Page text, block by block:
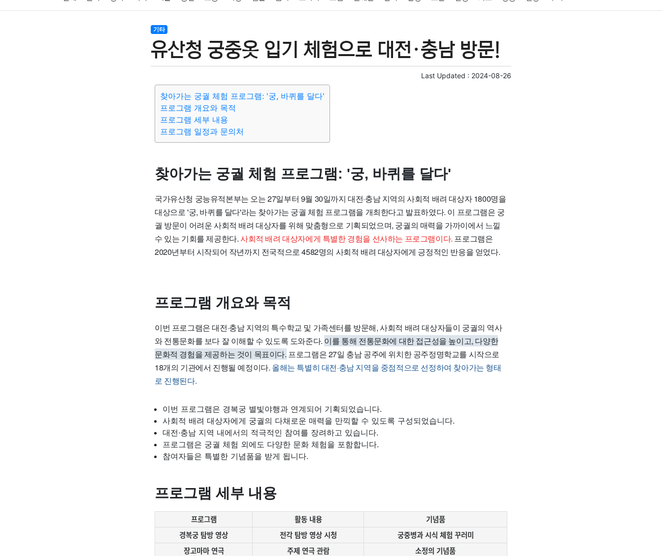
결혼 육아
기술 종교 사회 정치 건강 의료 의학 경제 마케팅 부동산 외국어 교육 교통 생활
기타
유산청 궁중옷 입기 체험으로 대전·충남 방문!
Last Updated : 2024-08-26
찾아가는 궁궐 체험 프로그램: '궁, 바퀴를 달다'
프로그램 개요와 목적
프로그램 세부 내용
프로그램 일정과 문의처
찾아가는 궁궐 체험 프로그램: '궁, 바퀴를 달다'
국가유산청 궁능유적본부는 오는 27일부터 9월 30일까지 대전·충남 지역의 사회적 배려 대상자 1800명을
대상으로 '궁, 바퀴를 달다'라는 찾아가는 궁궐 체험 프로그램을 개최한다고 발표하였다. 이 프로그램은 궁
궐 방문이 어려운 사회적 배려 대상자를 위해 맞춤형으로 기획되었으며, 궁궐의 매력을 가까이에서 느낄
수 있는 기회를 제공한다.사회적 배려 대상자에게 특별한 경험을 선사하는 프로그램이다. 프로그램은
2020년부터 시작되어 작년까지 전국적으로 4582명의 사회적 배려 대상자에게 긍정적인 반응을 얻었다.
프로그램 개요와 목적
이번 프로그램은 대전·충남 지역의 특수학교 및 가족센터를 방문해, 사회적 배려 대상자들이 궁궐의 역사
와 전통문화를 보다 잘 이해할 수 있도록 도와준다. 이를 통해 전통문화에 대한 접근성을 높이고, 다양한
문화적 경험을 제공하는 것이 목표이다. 프로그램은 27일 충남 공주에 위치한 공주정명학교를 시작으로
18개의 기관에서 진행될 예정이다. 올해는 특별히 대전·충남 지역을 중점적으로 선정하여 찾아가는 형태
로 진행된다.
이번 프로그램은 경복궁 별빛야행과 연계되어 기획되었습니다.
사회적 배려 대상자에게 궁궐의 다채로운 매력을 만끽할 수 있도록 구성되었습니다.
대전·충남 지역 내에서의 적극적인 참여를 장려하고 있습니다.
프로그램은 궁궐 체험 외에도 다양한 문화 체험을 포함합니다.
참여자들은 특별한 기념품을 받게 됩니다.
프로그램 세부 내용
프로그램 활동 내용
기념품
경복궁 탐방 영상
전각 탐방 영상 시청
궁중병과 시식 체험 꾸러미
장고마마 연극
주제 연극 관람
소정의 기념품